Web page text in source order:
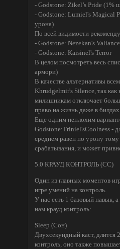
- Godstone: Zikel’s Pride (1%
- Godstone: Lumiel's Magical
урона)
По всей видимости
- Godstone: Nezekan's Valiance
- Godstone: Kaisinel's Terror
В целом посмотреть весь
армори)
В качестве альтернативы
Khrudgelmir's Silence, так
милишникам отключает
право на жизнь даже в
Еще одним неплохим
Godstone:Triniel'sCoolness -
среднем равен по урону тому
срабатывания, и может
5.0 КРАУД КОНТРОЛЬ (СС)
Один из главных моментов
игре умений на контроль.
У нас есть 1 базовый навык,
нам крауд контроль:
Sleep (Сон)
Двухсекундный каст, длится
контроль, оно также